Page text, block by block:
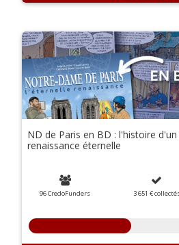
ND de Paris en BD : l'histoire
renaissance éternelle
96 CredoFunders 3 651 €